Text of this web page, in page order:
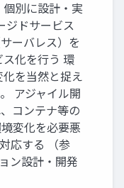
別に設計・実
ジドサービス
ーバレス）を
化を行う 環
を当然と捉え
アジャイル開
コンテナ等の
変化を必要悪
応する （参
ン設計・開発